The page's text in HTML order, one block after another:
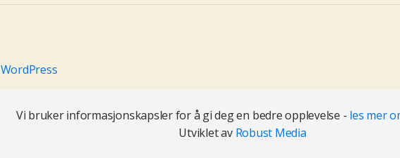
WordPress
Vi bruker informasjonskapsler for å gi deg en bedre opplevelse - les mer
Utviklet av Robust Media